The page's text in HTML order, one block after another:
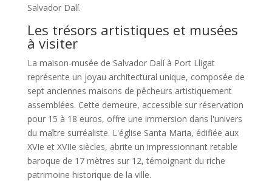
Salvador Dalí.
Les trésors artistiques et musées
à visiter
La maison-musée de Salvador Dalí à Port Lligat
représente un joyau architectural unique, composée de
sept anciennes maisons de pêcheurs artistiquement
assemblées. Cette demeure, accessible sur réservation
pour 15 à 18 euros, offre une immersion dans l'univers
du maître surréaliste. L'église Santa Maria, édifiée aux
XVIe et XVIIe siècles, abrite un impressionnant retable
baroque de 17 mètres sur 12, témoignant du riche
patrimoine historique de la ville.